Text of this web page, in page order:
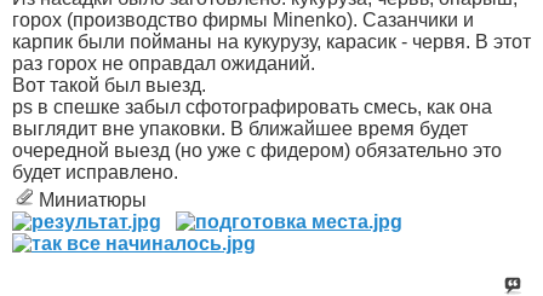
горох (производство фирмы Minenko). Сазанчики и
карпик были пойманы на кукурузу, карасик - червя. В этот
раз горох не оправдал ожиданий.
Вот такой был выезд.
ps в спешке забыл сфотографировать смесь, как она
выглядит вне упаковки. В ближайшее время будет
очередной выезд (но уже с фидером) обязательно это
будет исправлено.
Миниатюры